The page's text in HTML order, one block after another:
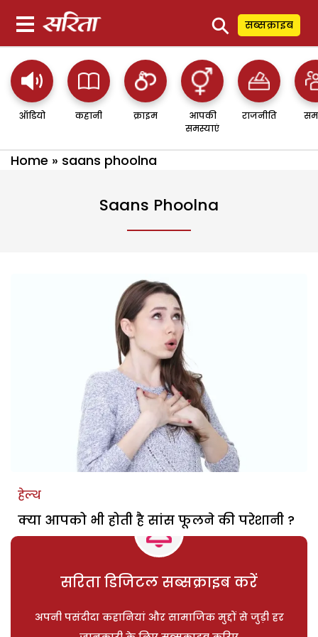
⚲ सब्सक्राइब
ऑडियो कहानी क्राइम
आपकी
समस्याएं
राजनीति
Home » saans phoolna
Saans Phoolna
हेल्थ
क्या आपको भी होती है सांस फूलने की परेशानी ?
सरिता डिजिटल सब्सक्राइब करें
अपनी पसंदीदा कहानियां और सामाजिक मुद्दों से जुड़ी हर